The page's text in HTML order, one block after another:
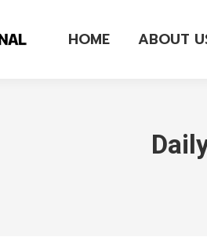
HOME ABOUT